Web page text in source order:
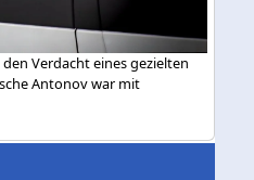
Verdacht eines gezielten
Antonov war mit